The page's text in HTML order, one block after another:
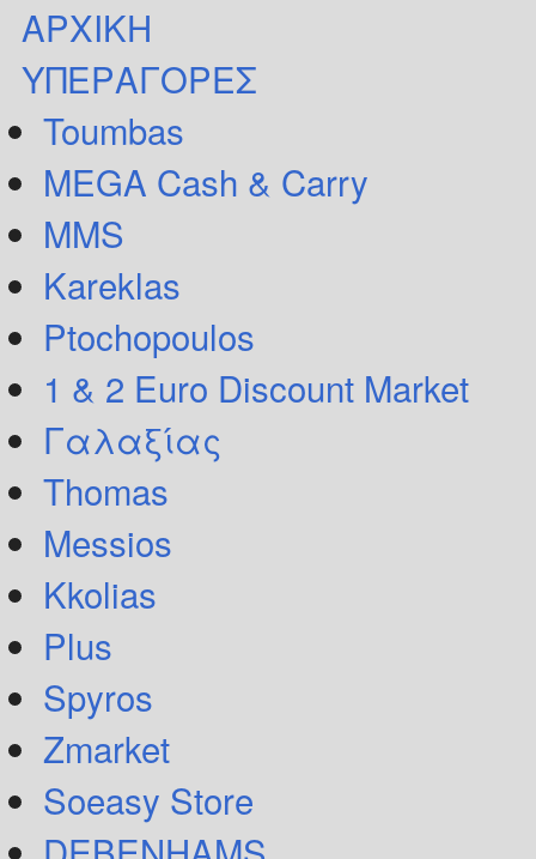
ΑΡΧΙΚΗ
ΥΠΕΡΑΓΟΡΕΣ
Toumbas
MEGA Cash & Carry
MMS
Kareklas
Ptochopoulos
1 & 2 Euro Discount Market
Γαλαξίας
Thomas
Messios
Kkolias
Plus
Spyros
Zmarket
Soeasy Store